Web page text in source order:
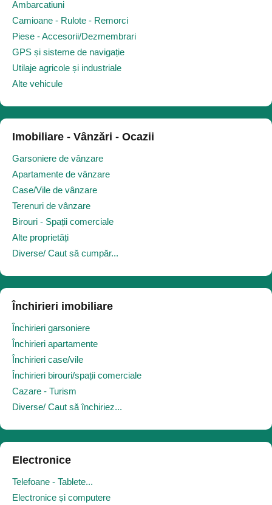
Ambarcatiuni
Camioane - Rulote - Remorci
Piese - Accesorii/Dezmembrari
GPS și sisteme de navigație
Utilaje agricole și industriale
Alte vehicule
Imobiliare - Vânzări - Ocazii
Garsoniere de vânzare
Apartamente de vânzare
Case/Vile de vânzare
Terenuri de vânzare
Birouri - Spații comerciale
Alte proprietăți
Diverse/ Caut să cumpăr...
Închirieri imobiliare
Închirieri garsoniere
Închirieri apartamente
Închirieri case/vile
Închirieri birouri/spații comerciale
Cazare - Turism
Diverse/ Caut să închiriez...
Electronice
Telefoane - Tablete...
Electronice și computere